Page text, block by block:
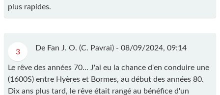
plus rapides.
3 De Fan J. O. (C. Pavrai) - 08/09/2024, 09:14
Le rêve des années 70... J'ai eu la chance d'en conduire une
(1600S) entre Hyères et Bormes, au début des années 80.
Dix ans plus tard, le rêve était rangé au bénéfice d'un